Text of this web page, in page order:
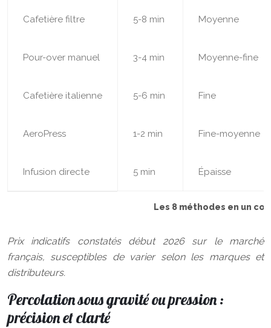
Les 8 méthodes en un
Cafetière filtre 5-8 min Moyenne
Pour-over manuel 3-4 min Moyenne-fine
Cafetière italienne 5-6 min Fine
AeroPress 1-2 min Fine-moyenne
Infusion directe 5 min Épaisse
Prix indicatifs constatés début 2026 sur le marché
français, susceptibles de varier selon les marques et
distributeurs.
Percolation sous gravité ou pression :
précision et clarté